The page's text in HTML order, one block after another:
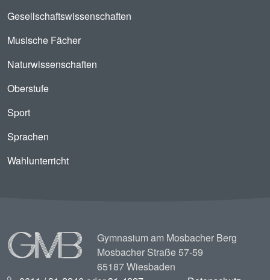
Gesellschaftswissenschaften
Musische Fächer
Naturwissenschaften
Oberstufe
Sport
Sprachen
Wahlunterricht
Image
Gymnasium am Mosbacher Berg
Mosbacher Straße 57-59
65187 Wiesbaden